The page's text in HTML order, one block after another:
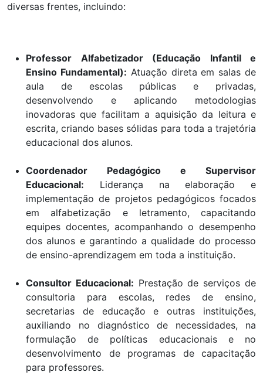
diversas frentes, incluindo:
Professor Alfabetizador (Educação Infantil e
Ensino Fundamental): Atuação direta em salas de
aula de escolas públicas e privadas,
desenvolvendo e aplicando metodologias
inovadoras que facilitam a aquisição da leitura e
escrita, criando bases sólidas para toda a trajetória
educacional dos alunos.
Coordenador Pedagógico e Supervisor
Educacional: Liderança na elaboração e
implementação de projetos pedagógicos focados
em alfabetização e letramento, capacitando
equipes docentes, acompanhando o desempenho
dos alunos e garantindo a qualidade do processo
de ensino-aprendizagem em toda a instituição.
Consultor Educacional: Prestação de serviços de
consultoria para escolas, redes de ensino,
secretarias de educação e outras instituições,
auxiliando no diagnóstico de necessidades, na
formulação de políticas educacionais e no
desenvolvimento de programas de capacitação
para professores.